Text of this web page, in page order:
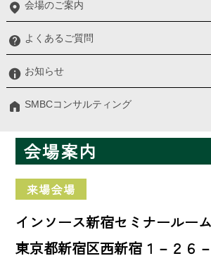
会場のご案内
よくあるご質問
お知らせ
SMBCコンサルティング
10:00 〜 16:45
申し込む
会場案内
来場会場
インソース新宿セミナールーム
東京都新宿区西新宿１－２